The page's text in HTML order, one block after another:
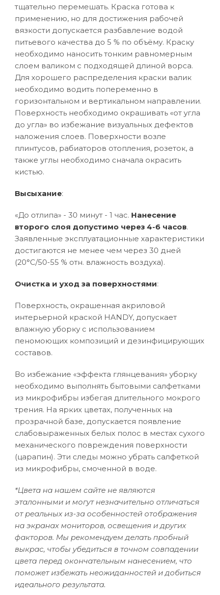
тщательно перемешать. Краска готова к
применению, но для достижения рабочей
вязкости допускается разбавление водой
питьевого качества до 5 % по объёму. Краску
необходимо наносить тонким равномерным
слоем валиком с подходящей длиной ворса.
Для хорошего распределения краски валик
необходимо водить попеременно в
горизонтальном и вертикальном направлении.
Поверхность необходимо окрашивать «от угла
до угла» во избежание визуальных дефектов
наложения слоев. Поверхности возле
плинтусов, рабиаторов отопления, розеток, а
также углы необходимо сначала окрасить
кистью.
Высыхание:
«До отлипа» - 30 минут - 1 час. Нанесение
второго слоя допустимо через 4-6 часов.
Заявленные эксплуатационные характеристики
достигаются не менее чем через 30 дней
(20°C/50-55 % отн. влажность воздуха).
Очистка и уход за поверхностями:
Поверхность, окрашенная акриловой
интерьерной краской HANDY, допускает
влажную уборку с использованием
пеномоющих композиций и дезинфицирующих
составов.
Во избежание «эффекта глянцевания» уборку
необходимо выполнять бытовыми салфетками
из микрофибры избегая длительного мокрого
трения. На ярких цветах, полученных на
прозрачной базе, допускается появление
слабовыраженных белых полос в местах сухого
механического повреждения поверхности
(царапин). Эти следы можно убрать салфеткой
из микрофибры, смоченной в воде.
*Цвета на нашем сайте не являются
эталонными и могут незначительно отличаться
от реальных из-за особенностей отображения
на экранах мониторов, освещения и других
факторов. Мы рекомендуем делать пробный
выкрас, чтобы убедиться в точном совпадении
цвета перед окончательным нанесением, что
поможет избежать неожиданностей и добиться
идеального результата.